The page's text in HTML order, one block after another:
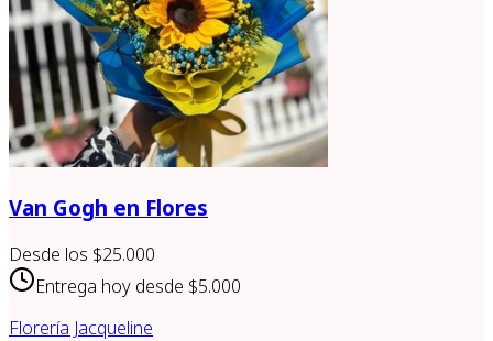
Van Gogh en Flores
Desde los $25.000
Entrega hoy desde $5.000
Florería Jacqueline